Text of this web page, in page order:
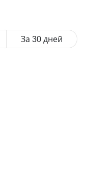
За 30 дней